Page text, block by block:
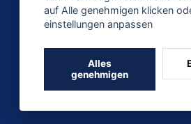
auf Alle genehmigen klicken
einstellungen anpassen
Alles
genehmigen